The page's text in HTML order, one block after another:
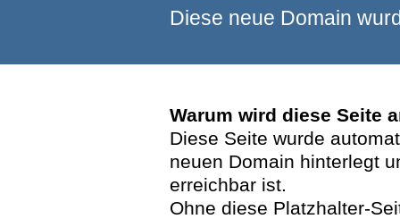
Diese neue Domain
Warum wird diese Seite
Diese Seite wurde
neuen Domain hinterlegt
erreichbar ist.
Ohne diese Platzhalter-